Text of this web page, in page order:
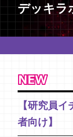
デッキラ
【研究員
者向け】